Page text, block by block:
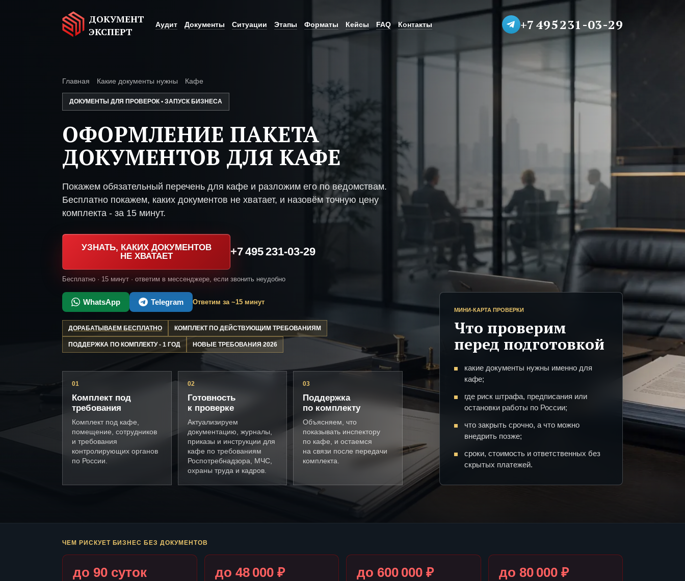
ДОКУМЕНТ
ЭКСПЕРТ
Аудит Документы Ситуации Этапы Форматы Кейсы FAQ Контакты +7 495 231-03-29
Главная Какие документы нужны Кафе
ДОКУМЕНТЫ ДЛЯ ПРОВЕРОК • ЗАПУСК БИЗНЕСА
ОФОРМЛЕНИЕ ПАКЕТА
ДОКУМЕНТОВ ДЛЯ КАФЕ
Покажем обязательный перечень для кафе и разложим его по ведомствам.
Бесплатно покажем, каких документов не хватает, и назовём точную цену
комплекта - за 15 минут.
УЗНАТЬ, КАКИХ ДОКУМЕНТОВ
НЕ ХВАТАЕТ
+7 495 231-03-29
Бесплатно · 15 минут · ответим в мессенджере, если звонить неудобно
WhatsApp Telegram Ответим за ~15 минут
ДОРАБАТЫВАЕМ БЕСПЛАТНО КОМПЛЕКТ ПО ДЕЙСТВУЮЩИМ ТРЕБОВАНИЯМ
ПОДДЕРЖКА ПО КОМПЛЕКТУ - 1 ГОД НОВЫЕ ТРЕБОВАНИЯ 2026
01
Комплект под
требования
Комплект под кафе,
помещение, сотрудников
и требования
контролирующих органов
по России.
02
Готовность
к проверке
Актуализируем
документацию, журналы,
приказы и инструкции для
кафе по требованиям
Роспотребнадзора, МЧС,
охраны труда и кадров.
03
Поддержка
по комплекту
Объясняем, что
показывать инспектору
по кафе, и остаемся
на связи после передачи
комплекта.
МИНИ-КАРТА ПРОВЕРКИ
Что проверим
перед подготовкой
какие документы нужны именно для
кафе;
где риск штрафа, предписания или
остановки работы по России;
что закрыть срочно, а что можно
внедрить позже;
сроки, стоимость и ответственных без
скрытых платежей.
ЧЕМ РИСКУЕТ БИЗНЕС БЕЗ ДОКУМЕНТОВ
до 90 суток до 48 000 ₽ до 600 000 ₽ до 80 000 ₽